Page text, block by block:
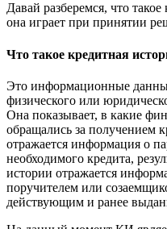
Давай разберемся, что
она играет при принятии
Что такое кредитная
Это информационные
физического или
Она показывает, в какие
обращались за получением
отражается информация о
необходимого кредита,
истории отражается
поручителем или
действующим и ранее